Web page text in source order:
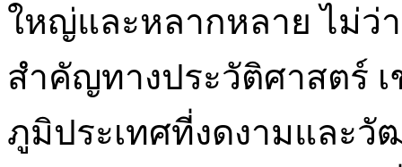
ใหญ่และหลากหลาย ไม่ว่
สำคัญทางประวัติศาสตร์
ภูมิประเทศที่งดงามและ